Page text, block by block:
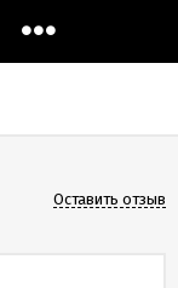
Оставить отзыв